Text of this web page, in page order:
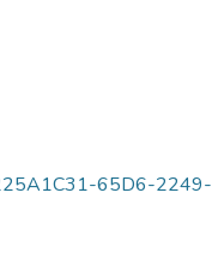
65D6-2249-